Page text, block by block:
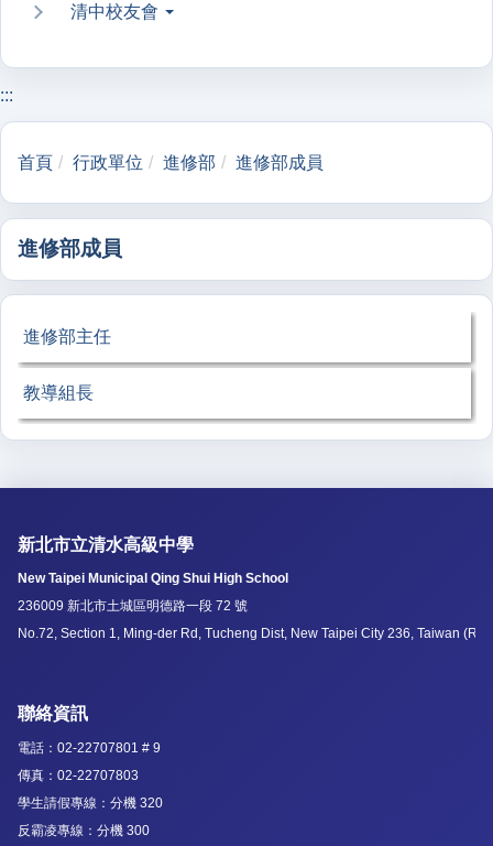
清中校友會
:::
首頁 行政單位 進修部 進修部成員
進修部成員
進修部主任
教導組長
新北市立清水高級中學
New Taipei Municipal Qing Shui High School
236009 新北市土城區明德路一段 72 號
No.72, Section 1, Ming-der Rd, Tucheng Dist, New Taipei City 236, Taiwan
聯絡資訊
電話：02-22707801 # 9
傳真：02-22707803
學生請假專線：分機 320
反霸凌專線：分機 300